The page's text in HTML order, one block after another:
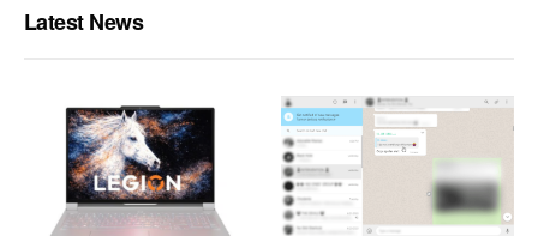
Latest News